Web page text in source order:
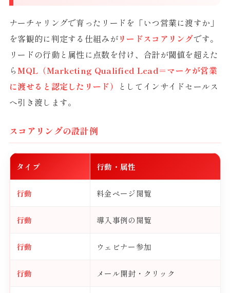
ナーチャリングで育ったリードを「いつ営業に渡すか」
を客観的に判定する仕組みがリードスコアリングです。
リードの行動と属性に点数を付け、合計が閾値を超えた
らMQL（Marketing Qualified Lead＝マーケが営業
に渡せると認定したリード）
としてインサイドセールス
へ引き渡します。
スコアリングの設計例
タイプ 行動・属性
行動 料金ページ閲覧
行動 導入事例の閲覧
行動 ウェビナー参加
行動 メール開封・クリック